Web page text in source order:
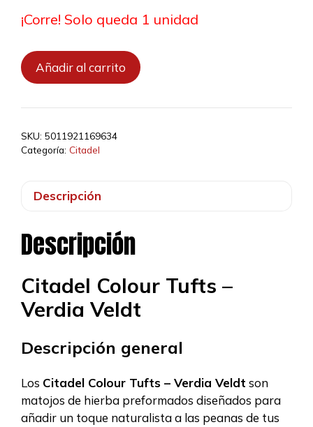
¡Corre! Solo queda 1 unidad
Citadel
Colour
–
Veldt
Añadir al carrito
SKU: 5011921169634
Categoría: Citadel
Descripción
Descripción
Citadel Colour Tufts –
Verdia Veldt
Descripción general
Los Citadel Colour Tufts – Verdia Veldt son
matojos de hierba preformados diseñados para
añadir un toque naturalista a las peanas de tus